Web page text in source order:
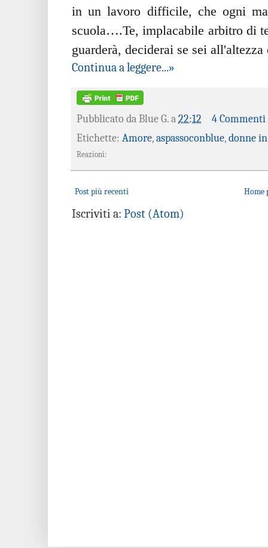
in un lavoro difficile, che ogni
scuola….Te, implacabile arbitro di
guarderà, deciderai se sei
Continua a leggere...»
Pubblicato da Blue G. a 22:12
4 Commenti
Etichette: Amore, aspassoconblue, donne
Reazioni:
Post più recenti Home
Iscriviti a: Post (Atom)